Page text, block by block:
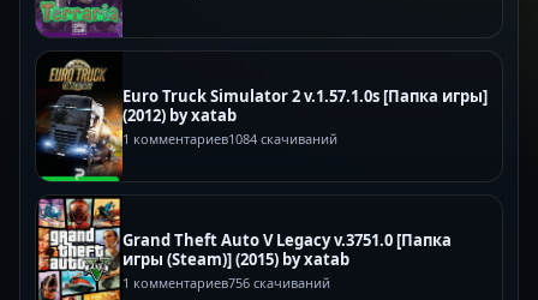
Euro Truck Simulator 2 v.1.57.1.0s [Папка игры]
(2012) by xatab
1 комментариев1084 скачиваний
Grand Theft Auto V Legacy v.3751.0 [Папка
игры (Steam)] (2015) by xatab
1 комментариев756 скачиваний